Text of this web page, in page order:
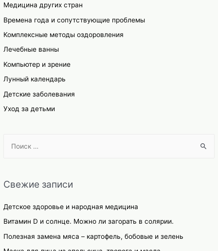
Медицина других стран
Времена года и сопутствующие проблемы
Комплексные методы оздоровления
Лечебные ванны
Компьютер и зрение
Лунный календарь
Детские заболевания
Уход за детьми
r
h
f
o
Свежие записи
Детское здоровье и народная медицина
Витамин D и солнце. Можно ли загорать в солярии.
Полезная замена мяса – картофель, бобовые и зелень